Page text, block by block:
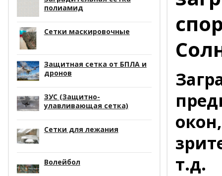
полиамид
Сетки маскировочные
Защитная сетка от БПЛА и
дронов
ЗУС (Защитно-
улавливающая сетка)
Сетки для лежания
Волейбол
т.д.